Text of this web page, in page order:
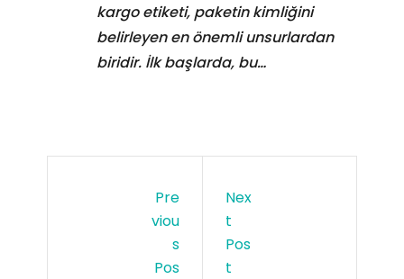
kargo etiketi, paketin kimliğini
belirleyen en önemli unsurlardan
biridir. İlk başlarda, bu…
Pre
Viou
S
Pos
Nex
T
Pos
T